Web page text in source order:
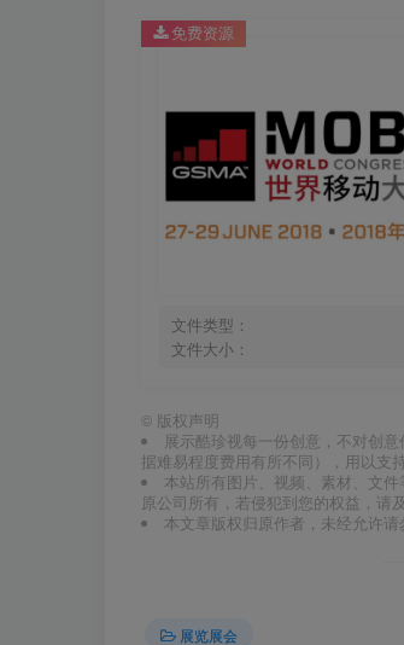
文件类型：
文件大小：
免费资源
© 版权声明
展示酷珍视每一份创意，不对创
据难易程度费用有所不同），用以支
本站所有图片、视频、素材、文
原公司所有，若侵犯到您的权益，请
本文章版权归原作者，未经允许请
展览展会